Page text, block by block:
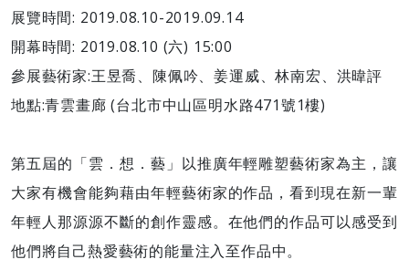
展覽時間: 2019.08.10-2019.09.14
開幕時間: 2019.08.10 (六) 15:00
參展藝術家:王昱喬、陳佩吟、姜運威、林南宏、洪暐評
地點:青雲畫廊 (台北市中山區明水路471號1樓)
第五屆的「雲．想．藝」以推廣年輕雕塑藝術家為主，讓
大家有機會能夠藉由年輕藝術家的作品，看到現在新一輩
年輕人那源源不斷的創作靈感。在他們的作品可以感受到
他們將自己熱愛藝術的能量注入至作品中。